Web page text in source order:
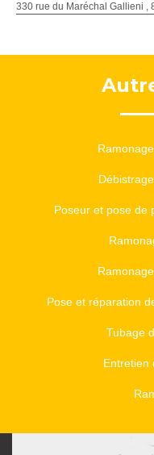
330 rue du Maréchal Gallieni ,
Poseur et pose de
Pose et réparation
Tubage
Entretien